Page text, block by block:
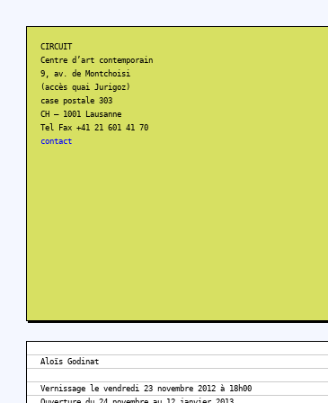
CIRCUIT
Centre d’art contemporain
9, av. de Montchoisi
(accès quai Jurigoz)
case postale 303
CH – 1001 Lausanne
Tel Fax +41 21 601 41 70
contact
Aloïs Godinat
Vernissage le vendredi 23 novembre 2012 à 18h00